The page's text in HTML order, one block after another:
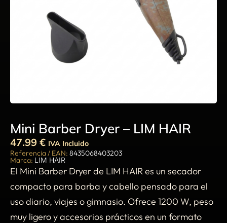
Mini Barber Dryer – LIM HAIR
47.99 € IVA Incluido
Referencia / EAN: 8435068403203
Marca: LIM HAIR
El Mini Barber Dryer de LIM HAIR es un secador
compacto para barba y cabello pensado para el
uso diario, viajes o gimnasio. Ofrece 1200 W, peso
muy ligero y accesorios prácticos en un formato